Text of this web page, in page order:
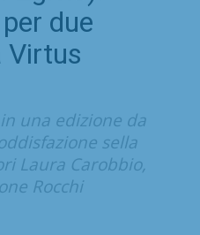
due
Virtus
una edizione da
sella
Laura Carobbio,
Rocchi